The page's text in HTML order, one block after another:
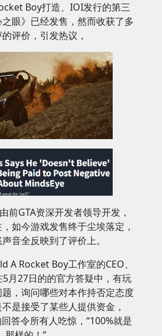
Boy打造、IOI发行的第三
眼》已经发售，然而收获了多
评价，引发热议，
前GTA资深开发者领导开发，
如今游戏发售终于尘埃落定，
音全反映到了评价上。
A Rocket Boy工作室的CEO、
月27日的的官方答疑中，有玩
，询问哪些对本作持否定态度
是接受了某些人提供资金，
答令所有人吃惊，“100%就是